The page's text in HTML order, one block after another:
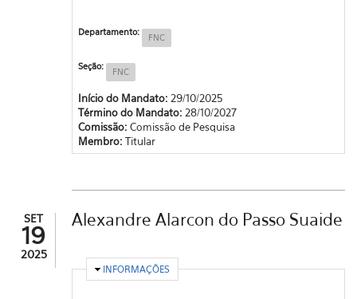
Departamento: FNC
Seção: FNC
Início do Mandato: 29/10/2025
Término do Mandato: 28/10/2027
Comissão: Comissão de Pesquisa
Membro: Titular
SET
19
2025
Alexandre Alarcon do Passo Suaide
OCULTAR
INFORMAÇÕES